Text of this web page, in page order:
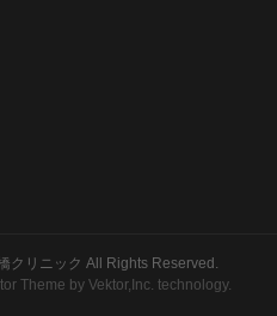
クリニック All Rights Reserved.
Theme byVektor,Inc. technology.